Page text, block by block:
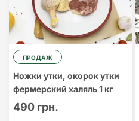
ПРОДАЖ
Ножки утки, окорок утки
фермерский халяль 1 кг
490 грн.